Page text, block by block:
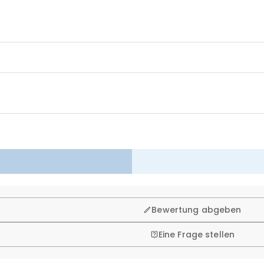
Bewertung abgeben
Eine Frage stellen